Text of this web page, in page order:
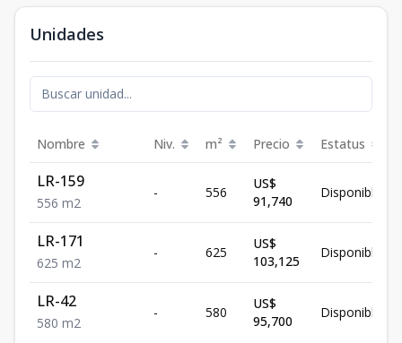
Unidades
Nombre Niv. m² Precio Estatus
LR-159
556 m2
- 556
US$
91,740
Disponible
LR-171
625 m2
- 625
US$
103,125
Disponible
LR-42
580 m2
- 580
US$
95,700
Disponible